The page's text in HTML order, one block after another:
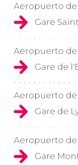
Aeropuerto de
Gare
Aeropuerto de
Gare de
Aeropuerto de
Gare de
Aeropuerto de
Gare